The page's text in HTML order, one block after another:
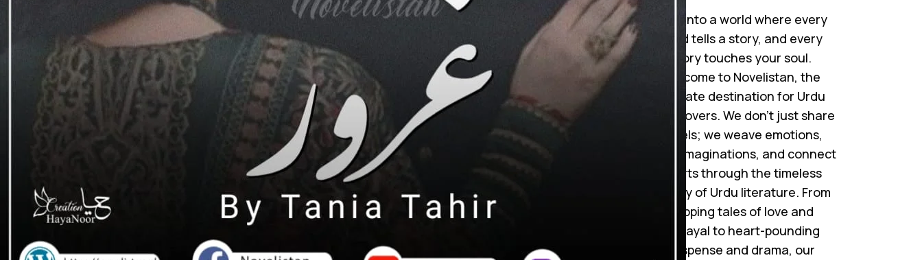
Support Novelistan ❤️
Agar aap ko hamari free novels pasand aati hain aur aap hamari mehnat ki qadar karna chahte hain, to aap chhoti si
support / donationkar sakte hain.
EasyPaisa / JazzCash
0309 1256788
Bank Transfer (UBL)
Step into a world where every
word tells a story, and every
story touches your soul.
Welcome to Novelistan, the
ultimate destination for Urdu
novel lovers. We don’t just share
novels; we weave emotions,
ignite imaginations, and connect
hearts through the timeless
beauty of Urdu literature. From
gripping tales of love and
betrayal to heart-pounding
suspense and drama, our